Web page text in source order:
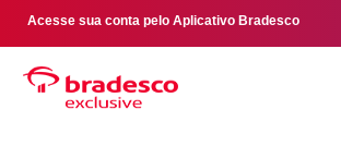
Acesse sua conta pelo Aplicativo Bradesco